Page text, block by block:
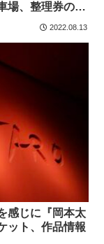
場、整理券のこ
2022.08.13
感じに『岡本太
ット、作品情報